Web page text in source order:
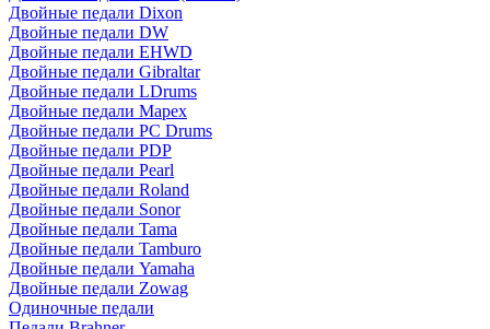
Двойные педали Dixon
Двойные педали DW
Двойные педали EHWD
Двойные педали Gibraltar
Двойные педали LDrums
Двойные педали Mapex
Двойные педали PC Drums
Двойные педали PDP
Двойные педали Pearl
Двойные педали Roland
Двойные педали Sonor
Двойные педали Tama
Двойные педали Tamburo
Двойные педали Yamaha
Двойные педали Zowag
Одиночные педали